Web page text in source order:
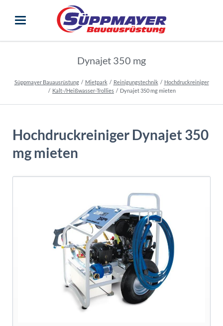
Dynajet 350 mg
Süppmayer Bauausrüstung Mietpark Reinigungstechnik
Hochdruckreiniger
Kalt-/Heißwasser-Trollies
Dynajet 350 mg mieten
Hochdruckreiniger Dynajet 350
mg mieten